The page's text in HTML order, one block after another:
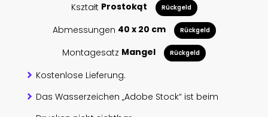
Kształt Prostokąt Rückgeld
Abmessungen 40 x 20 cm Rückgeld
Montagesatz Mangel Rückgeld
Kostenlose Lieferung.
Das Wasserzeichen „Adobe Stock“ ist beim